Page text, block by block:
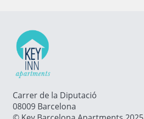
Carrer de la Diputació
08009 Barcelona